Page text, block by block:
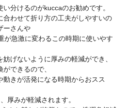
分けるのがkuccaのお勧めです。
合わせて折り方の工夫がしやすいの
ーさんや
が急激に変わるこの時期に使いやす
げないように厚みの軽減ができ、
できるので、
きが活発になる時期からおスス
厚みが軽減されます。